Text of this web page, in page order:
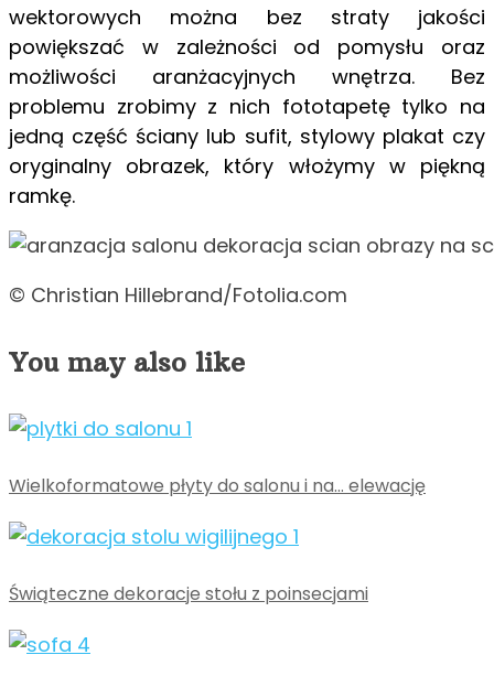
wektorowych można bez straty jakości
powiększać w zależności od pomysłu oraz
możliwości aranżacyjnych wnętrza. Bez
problemu zrobimy z nich fototapetę tylko na
jedną część ściany lub sufit, stylowy plakat czy
oryginalny obrazek, który włożymy w piękną
ramkę.
© Christian Hillebrand/Fotolia.com
You may also like
Wielkoformatowe płyty do salonu i na… elewację
Świąteczne dekoracje stołu z poinsecjami